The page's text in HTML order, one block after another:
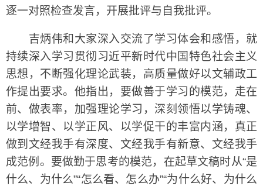
逐一对照检查发言，开展批评与自我批评。
吉炳伟和大家深入交流了学习体会和感悟，就
持续深入学习贯彻习近平新时代中国特色社会主义
思想，不断强化理论武装，高质量做好以文辅政工
作提出要求。他指出，要做善于学习的模范，走在
前、做表率，加强理论学习，深刻领悟以学铸魂、
以学增智、以学正风、以学促干的丰富内涵，真正
做到文经我手有深度、文经我手有新意、文经我手
成范例。要做勤于思考的模范，在起草文稿时从“是
什么、为什么”“怎么看、怎么办”“为什么好、为什么